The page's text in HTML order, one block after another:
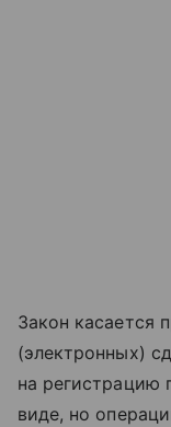
Закон касается
(электронных)
на регистрацию
виде, но